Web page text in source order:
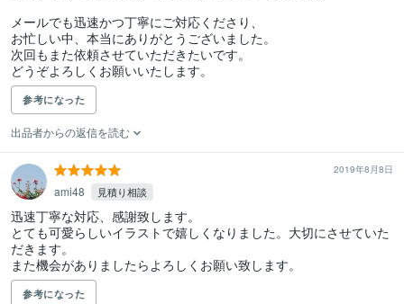
メールでも迅速かつ丁寧にご対応くださり、
お忙しい中、本当にありがとうございました。
次回もまた依頼させていただきたいです。
どうぞよろしくお願いいたします。
参考になった
出品者からの返信を読む
2019年8月8日
ami48 見積り相談
迅速丁寧な対応、感謝致します。
とても可愛らしいイラストで嬉しくなりました。大切にさせていた
だきます。
また機会がありましたらよろしくお願い致します。
参考になった